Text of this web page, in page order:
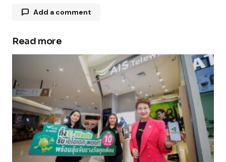
Add a comment
Your email address will not be published.
Required fields are marked*
Comment
Your Name*
Read more